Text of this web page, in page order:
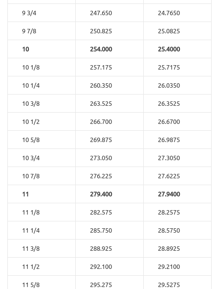
9 3/4 247.650 24.7650
9 7/8 250.825 25.0825
10 254.000 25.4000
10 1/8 257.175 25.7175
10 1/4 260.350 26.0350
10 3/8 263.525 26.3525
10 1/2 266.700 26.6700
10 5/8 269.875 26.9875
10 3/4 273.050 27.3050
10 7/8 276.225 27.6225
11 279.400 27.9400
11 1/8 282.575 28.2575
11 1/4 285.750 28.5750
11 3/8 288.925 28.8925
11 1/2 292.100 29.2100
11 5/8 295.275 29.5275